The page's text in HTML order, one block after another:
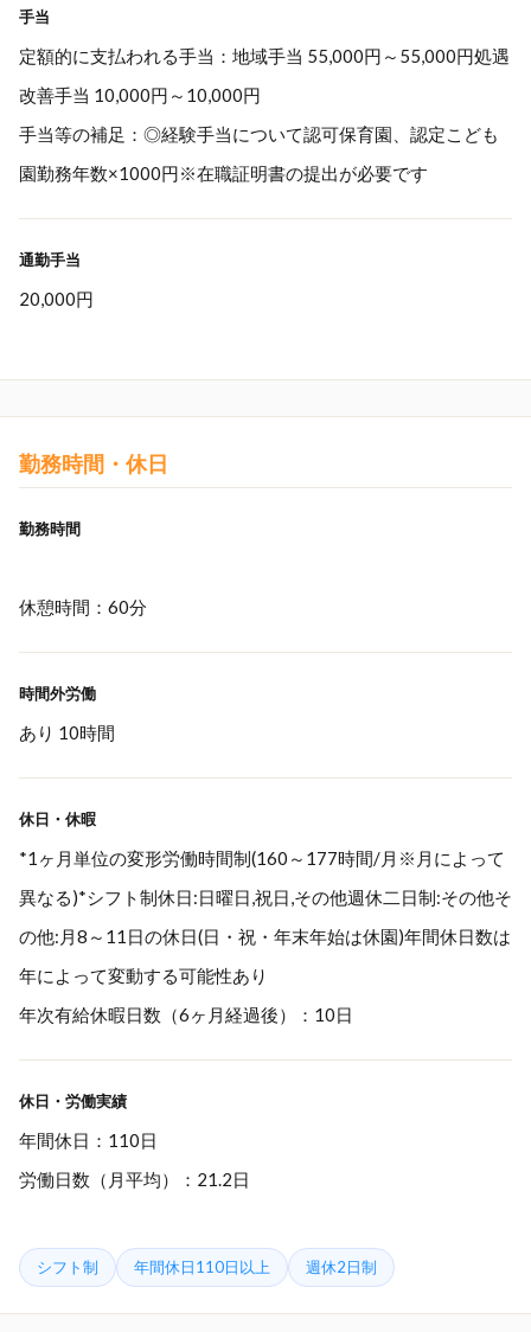
手当
定額的に支払われる手当：地域手当 55,000円～55,000円処遇
改善手当 10,000円～10,000円
手当等の補足：◎経験手当について認可保育園、認定こども
園勤務年数×1000円※在職証明書の提出が必要です
通勤手当
20,000円
勤務時間・休日
勤務時間
休憩時間：60分
時間外労働
あり 10時間
休日・休暇
*1ヶ月単位の変形労働時間制(160～177時間/月※月によって
異なる)*シフト制休日:日曜日,祝日,その他週休二日制:その他そ
の他:月8～11日の休日(日・祝・年末年始は休園)年間休日数は
年によって変動する可能性あり
年次有給休暇日数（6ヶ月経過後）：10日
休日・労働実績
年間休日：110日
労働日数（月平均）：21.2日
シフト制 年間休日110日以上 週休2日制